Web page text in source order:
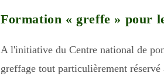
Formation « greffe » pour
A l'initiative du Centre national de
greffage tout particulièrement